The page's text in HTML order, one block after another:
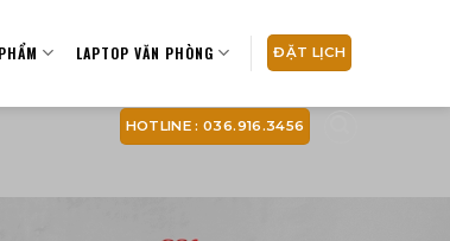
LAPTOP VĂN PHÒNG ĐẶT LỊCH
HOTLINE : 036.916.3456